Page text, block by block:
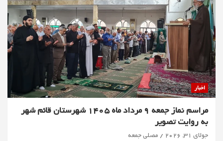
اخبار
مراسم نماز جمعه 9 مرداد ماه 1405 شهرستان قائم شهر
به روایت تصویر
جولای 31, 2026 مصلی جمعه